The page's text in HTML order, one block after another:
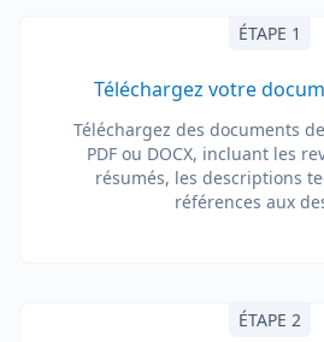
ÉTAPE 1
Téléchargez votre
Téléchargez des documents
PDF ou DOCX, incluant les
résumés, les descriptions
références aux
ÉTAPE 2